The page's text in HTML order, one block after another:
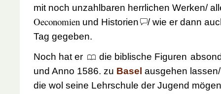
mit noch unzahlbaren herrlichen Werken/
Oeconomien und Historien
/ wie er dann
Tag gegeben.
Noch hat er
die biblische Figuren
und Anno 1586. zu Basel ausgehen
die wol seine Lehrschule der Jugend